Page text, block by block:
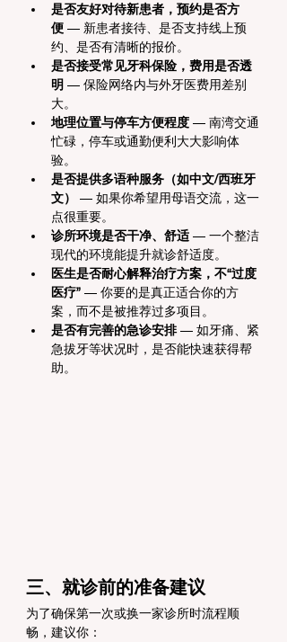
是否友好对待新患者，预约是否方
便 — 新患者接待、是否支持线上预
约、是否有清晰的报价。
是否接受常见牙科保险，费用是否透
明 — 保险网络内与外牙医费用差别
大。
地理位置与停车方便程度 — 南湾交通
忙碌，停车或通勤便利大大影响体
验。
是否提供多语种服务（如中文/西班牙
文）
— 如果你希望用母语交流，这一
点很重要。
诊所环境是否干净、舒适 — 一个整洁
现代的环境能提升就诊舒适度。
医生是否耐心解释治疗方案，不“过度
医疗” — 你要的是真正适合你的方
案，而不是被推荐过多项目。
是否有完善的急诊安排 — 如牙痛、紧
急拔牙等状况时，是否能快速获得帮
助。
三、就诊前的准备建议
为了确保第一次或换一家诊所时流程顺
畅，建议你：